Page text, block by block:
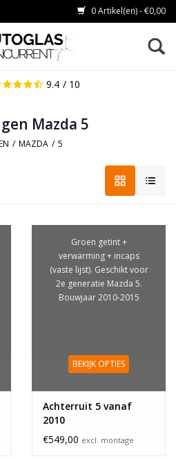
0 Artikel(en) - €0,00
9.4 / 10
Mazda 5
/ MAZDA / 5
Groen getint +
verwarming + incaps
(vaste lijst). Geschikt voor
2e generatie Mazda 5.
Bouwjaar 2010-2015
BEKIJK OPTIES
Achterruit 5 vanaf
2010
€549,00 excl. montage